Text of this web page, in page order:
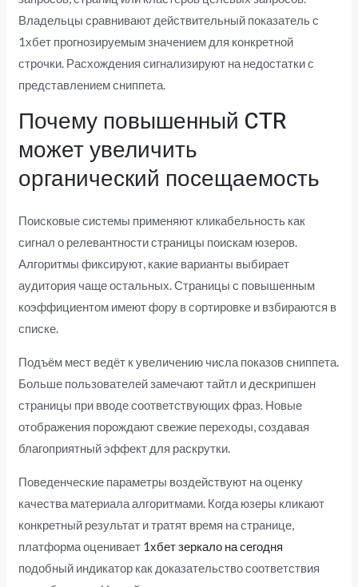
Владельцы сравнивают действительный показатель с
1хбет прогнозируемым значением для конкретной
строчки. Расхождения сигнализируют на недостатки с
представлением сниппета.
Почему повышенный CTR
может увеличить
органический посещаемость
Поисковые системы применяют кликабельность как
сигнал о релевантности страницы поискам юзеров.
Алгоритмы фиксируют, какие варианты выбирает
аудитория чаще остальных. Страницы с повышенным
коэффициентом имеют фору в сортировке и взбираются в
списке.
Подъём мест ведёт к увеличению числа показов сниппета.
Больше пользователей замечают тайтл и дескрипшен
страницы при вводе соответствующих фраз. Новые
отображения порождают свежие переходы, создавая
благоприятный эффект для раскрутки.
Поведенческие параметры воздействуют на оценку
качества материала алгоритмами. Когда юзеры кликают
конкретный результат и тратят время на странице,
платформа оценивает 1хбет зеркало на сегодня
подобный индикатор как доказательство соответствия